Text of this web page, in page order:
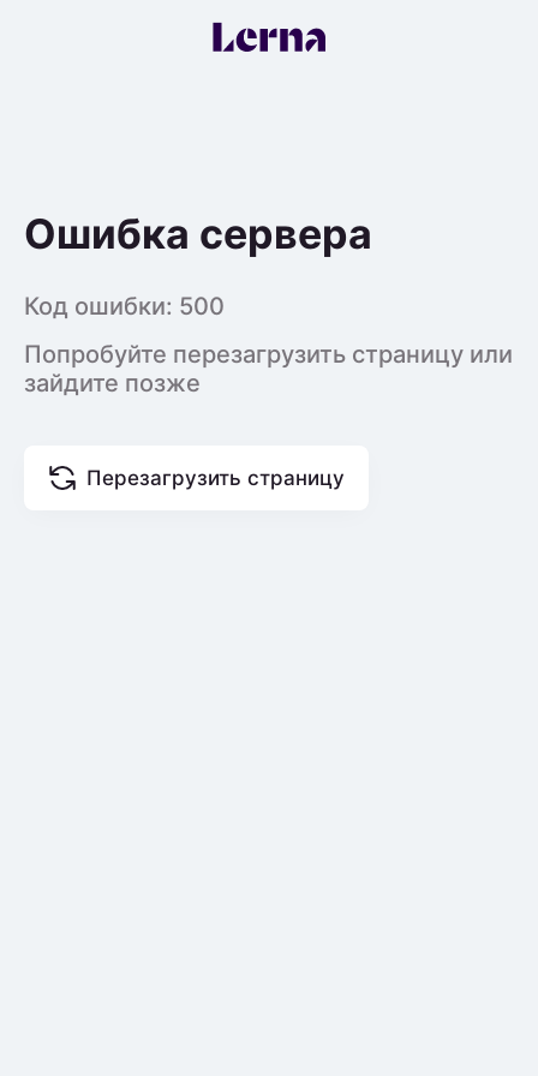
Ошибка сервера
Код ошибки: 500
Попробуйте перезагрузить страницу или
зайдите позже
Перезагрузить страницу